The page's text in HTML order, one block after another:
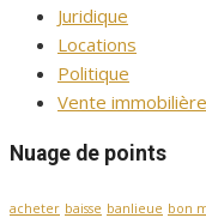
Juridique
Locations
Politique
Vente immobilière
Nuage de points
acheter baisse banlieue bon